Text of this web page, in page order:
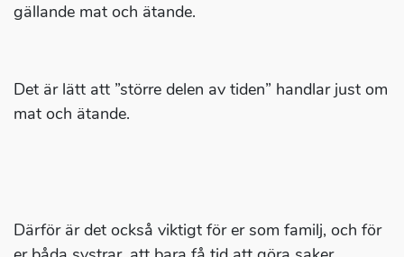
gällande mat och ätande.
Det är lätt att ”större delen av tiden” handlar just om
mat och ätande.
Därför är det också viktigt för er som familj, och för